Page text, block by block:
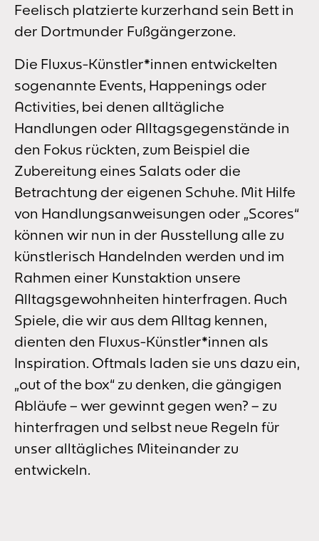
Feelisch platzierte kurzerhand sein Bett in
der Dortmunder Fußgängerzone.
Die Fluxus-Künstler*innen entwickelten
sogenannte Events, Happenings oder
Activities, bei denen alltägliche
Handlungen oder Alltagsgegenstände in
den Fokus rückten, zum Beispiel die
Zubereitung eines Salats oder die
Betrachtung der eigenen Schuhe. Mit Hilfe
von Handlungsanweisungen oder „Scores“
können wir nun in der Ausstellung alle zu
künstlerisch Handelnden werden und im
Rahmen einer Kunstaktion unsere
Alltagsgewohnheiten hinterfragen. Auch
Spiele, die wir aus dem Alltag kennen,
dienten den Fluxus-Künstler*innen als
Inspiration. Oftmals laden sie uns dazu ein,
„out of the box“ zu denken, die gängigen
Abläufe – wer gewinnt gegen wen? – zu
hinterfragen und selbst neue Regeln für
unser alltägliches Miteinander zu
entwickeln.